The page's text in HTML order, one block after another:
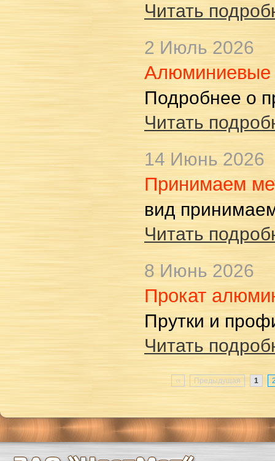
Читать
2 Июль 2026
Алюминиевые
Подробнее о
Читать
14 Июнь 2026
Принимаем
вид
Читать
8 Июнь 2026
Прокат
Прутки и
Читать
‹‹ Предыдущая 1